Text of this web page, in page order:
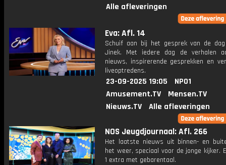
Alle afleveringen
Eva: Afl. 14
Schuif aan bij het gesprek van de
Jinek. Met iedere dag de verhalen
nieuws, inspirerende gesprekken en
liveoptredens.
23-09-2025 19:05
NPO1
Amusement.TV
Mensen.TV
Nieuws.TV
Alle afleveringen
NOS Jeugdjournaal: Afl. 266
Het laatste nieuws uit binnen- en
het weer, speciaal voor de jonge kijker.
1 extra met gebarentaal.